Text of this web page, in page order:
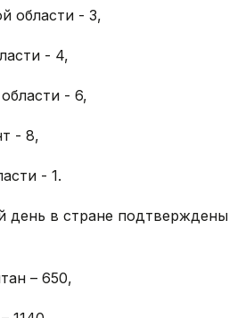
области - 3,
- 4,
- 6,
- 8,
- 1.
день в стране подтверждены
– 650,